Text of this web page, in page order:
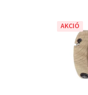
AKCIÓ